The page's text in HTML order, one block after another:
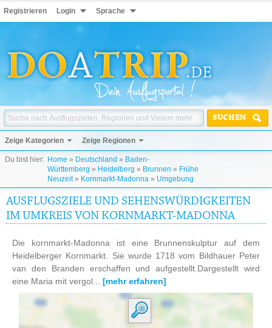
Registrieren Login Sprache
SUCHEN
Zeige Kategorien Zeige Regionen
Du bist hier: Home » Deutschland » Baden-
Württemberg » Heidelberg » Brunnen » Frühe
Neuzeit» Kornmarkt-Madonna » Umgebung
AUSFLUGSZIELE UND SEHENSWÜRDIGKEITEN
IM UMKREIS VON KORNMARKT-MADONNA
Die kornmarkt-Madonna ist eine Brunnenskulptur auf dem
Heidelberger Kornmarkt. Sie wurde 1718 vom Bildhauer Peter
van den Branden erschaffen und aufgestellt.Dargestellt wird
eine Maria mit vergol... [mehr erfahren]